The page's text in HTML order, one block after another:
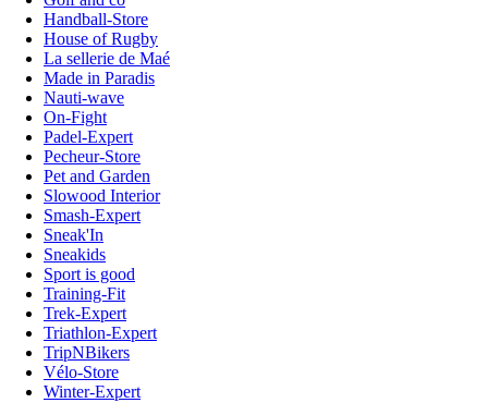
Handball-Store
House of Rugby
La sellerie de Maé
Made in Paradis
Nauti-wave
On-Fight
Padel-Expert
Pecheur-Store
Pet and Garden
Slowood Interior
Smash-Expert
Sneak'In
Sneakids
Sport is good
Training-Fit
Trek-Expert
Triathlon-Expert
TripNBikers
Vélo-Store
Winter-Expert